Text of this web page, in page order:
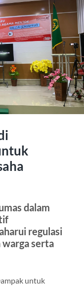
dalam
regulasi
serta
untuk